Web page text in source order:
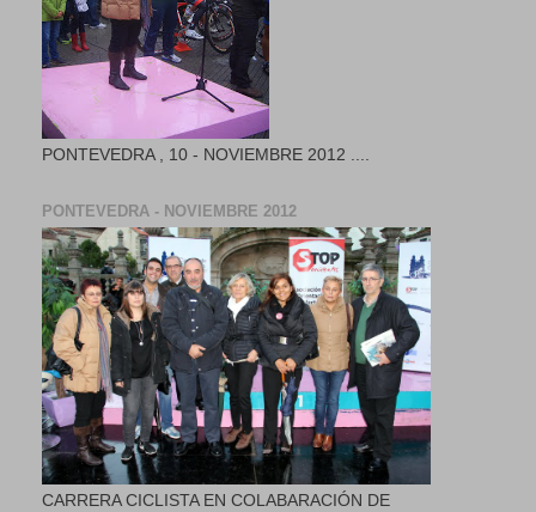
PONTEVEDRA , 10 - NOVIEMBRE 2012 ....
PONTEVEDRA - NOVIEMBRE 2012
CARRERA CICLISTA EN COLABARACIÓN DE